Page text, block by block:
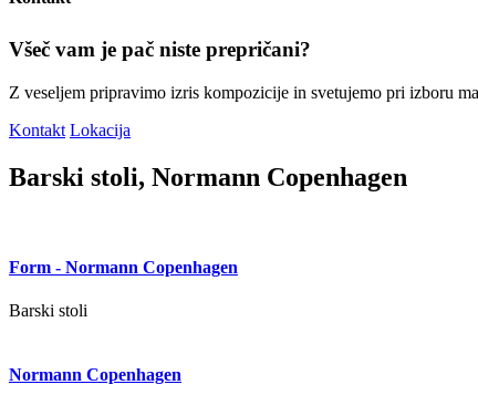
Všeč vam je pač niste prepričani?
Z veseljem pripravimo izris kompozicije in svetujemo pri izboru
Kontakt Lokacija
Barski stoli, Normann Copenhagen
Form - Normann Copenhagen
Barski stoli
Normann Copenhagen